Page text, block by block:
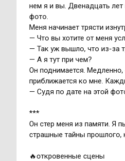
нем я и вы. Двенадцать
фото.
Меня начинает трясти
— Что вы хотите от меня
— Так уж вышло, что из-за
— А я тут при чем?
Он поднимается.
приближается ко мне.
— Судя по дате на этой
***
Он стер меня из памяти. Я
страшные тайны прошлого,
🔥откровенные сцены